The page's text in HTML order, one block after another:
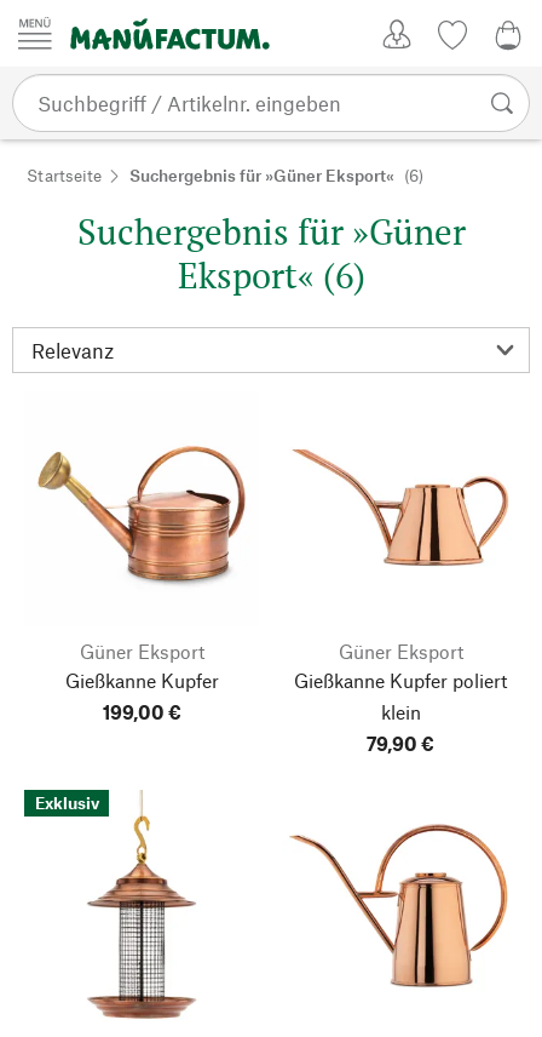
Zum Inhalt springen
Startseite Suchergebnis für »Güner Eksport« (6)
Suchergebnis für »Güner
Eksport« (6)
Güner Eksport
Gießkanne Kupfer
199,00 €
Güner Eksport
Gießkanne Kupfer poliert
klein
79,90 €
Exklusiv